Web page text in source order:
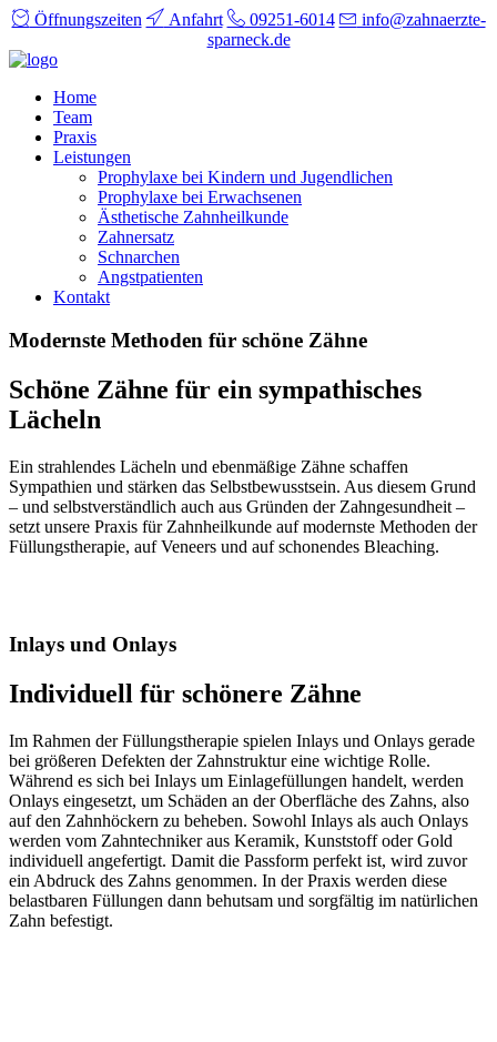
Öffnungszeiten Anfahrt 09251-6014
info@zahnaerzte-
sparneck.de
Home
Team
Praxis
Leistungen
Prophylaxe bei Kindern und Jugendlichen
Prophylaxe bei Erwachsenen
Ästhetische Zahnheilkunde
Zahnersatz
Schnarchen
Angstpatienten
Kontakt
Modernste Methoden für schöne Zähne
Schöne Zähne für ein sympathisches
Lächeln
Ein strahlendes Lächeln und ebenmäßige Zähne schaffen
Sympathien und stärken das Selbstbewusstsein. Aus diesem Grund
– und selbstverständlich auch aus Gründen der Zahngesundheit –
setzt unsere Praxis für Zahnheilkunde auf modernste Methoden der
Füllungstherapie, auf Veneers und auf schonendes Bleaching.
Inlays und Onlays
Individuell für schönere Zähne
Im Rahmen der Füllungstherapie spielen Inlays und Onlays gerade
bei größeren Defekten der Zahnstruktur eine wichtige Rolle.
Während es sich bei Inlays um Einlagefüllungen handelt, werden
Onlays eingesetzt, um Schäden an der Oberfläche des Zahns, also
auf den Zahnhöckern zu beheben. Sowohl Inlays als auch Onlays
werden vom Zahntechniker aus Keramik, Kunststoff oder Gold
individuell angefertigt. Damit die Passform perfekt ist, wird zuvor
ein Abdruck des Zahns genommen. In der Praxis werden diese
belastbaren Füllungen dann behutsam und sorgfältig im natürlichen
Zahn befestigt.